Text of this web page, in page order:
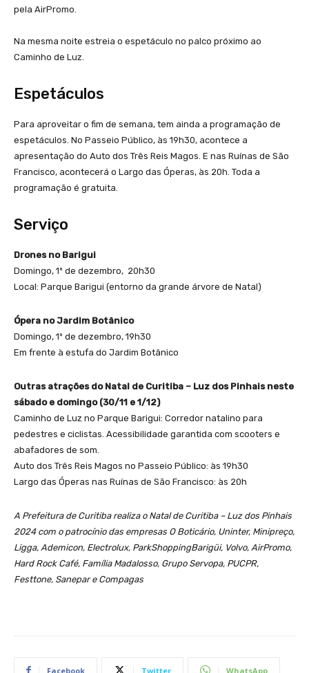
pela AirPromo.
Na mesma noite estreia o espetáculo no palco próximo ao
Caminho de Luz.
Espetáculos
Para aproveitar o fim de semana, tem ainda a programação de
espetáculos. No Passeio Público, às 19h30, acontece a
apresentação do Auto dos Três Reis Magos. E nas Ruínas de São
Francisco, acontecerá o Largo das Óperas, às 20h. Toda a
programação é gratuita.
Serviço
Drones no Barigui
Domingo, 1º de dezembro, 20h30
Local: Parque Barigui (entorno da grande árvore de Natal)
Ópera no Jardim Botânico
Domingo, 1º de dezembro, 19h30
Em frente à estufa do Jardim Botânico
Outras atrações do Natal de Curitiba – Luz dos Pinhais neste
sábado e domingo (30/11 e 1/12)
Caminho de Luz no Parque Barigui: Corredor natalino para
pedestres e ciclistas. Acessibilidade garantida com scooters e
abafadores de som.
Auto dos Três Reis Magos no Passeio Público: às 19h30
Largo das Óperas nas Ruínas de São Francisco: às 20h
A Prefeitura de Curitiba realiza o Natal de Curitiba – Luz dos Pinhais
2024 com o patrocínio das empresas O Boticário, Uninter, Minipreço,
Ligga, Ademicon, Electrolux, ParkShoppingBarigüi, Volvo, AirPromo,
Hard Rock Café, Família Madalosso, Grupo Servopa, PUCPR,
Festtone, Sanepar e Compagas
Facebook Twitter WhatsApp